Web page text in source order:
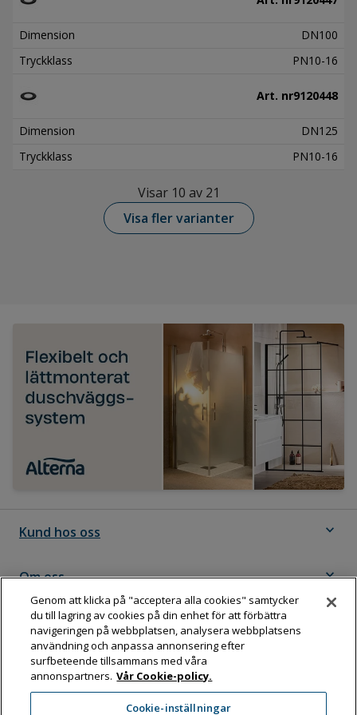
Dimension
DN100
Tryckklass
PN10-16
Art. nr9120448
Dimension
DN125
Tryckklass
PN10-16
Visar 10 av 21
Visa fler varianter
Kund hos oss expand_more
Om oss expand_more
Följ Dahl
Dahl Sverige AB
Genom att klicka på "acceptera alla cookies" samtycker
du till lagring av cookies på din enhet för att förbättra
navigeringen på webbplatsen, analysera webbplatsens
användning och anpassa annonsering efter
surfbeteende tillsammans med våra
annonspartners. Vår Cookie-policy.
Cookie-inställningar